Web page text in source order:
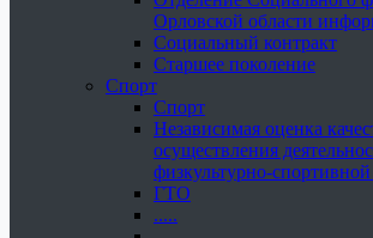
Орловской области
Социальный контракт
Старшее поколение
Спорт
Спорт
Независимая оценка
осуществления
физкультурно-
ГТО
.....